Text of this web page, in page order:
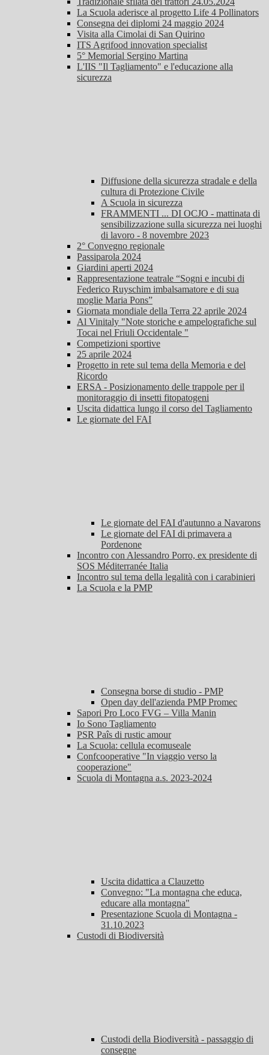
La Scuola aderisce al progetto Life 4 Pollinators
Consegna dei diplomi 24 maggio 2024
Visita alla Cimolai di San Quirino
ITS Agrifood innovation specialist
5° Memorial Sergino Martina
L'IIS "Il Tagliamento" e l'educazione alla
sicurezza
Diffusione della sicurezza stradale e della
cultura di Protezione Civile
A Scuola in sicurezza
FRAMMENTI ... DI OCJO - mattinata di
sensibilizzazione sulla sicurezza nei luoghi
di lavoro - 8 novembre 2023
2° Convegno regionale
Passiparola 2024
Giardini aperti 2024
Rappresentazione teatrale “Sogni e incubi di
Federico Ruyschim imbalsamatore e di sua
moglie Maria Pons”
Giornata mondiale della Terra 22 aprile 2024
Al Vinitaly "Note storiche e ampelografiche sul
Tocai nel Friuli Occidentale "
Competizioni sportive
25 aprile 2024
Progetto in rete sul tema della Memoria e del
Ricordo
ERSA - Posizionamento delle trappole per il
monitoraggio di insetti fitopatogeni
Uscita didattica lungo il corso del Tagliamento
Le giornate del FAI
Le giornate del FAI d'autunno a Navarons
Le giornate del FAI di primavera a
Pordenone
Incontro con Alessandro Porro, ex presidente di
SOS Méditerranée Italia
Incontro sul tema della legalità con i carabinieri
La Scuola e la PMP
Consegna borse di studio - PMP
Open day dell'azienda PMP Promec
Sapori Pro Loco FVG – Villa Manin
Io Sono Tagliamento
PSR Paîs di rustic amour
La Scuola: cellula ecomuseale
Confcooperative "In viaggio verso la
cooperazione"
Scuola di Montagna a.s. 2023-2024
Uscita didattica a Clauzetto
Convegno: "La montagna che educa,
educare alla montagna"
Presentazione Scuola di Montagna -
31.10.2023
Custodi di Biodiversità
Custodi della Biodiversità - passaggio di
consegne